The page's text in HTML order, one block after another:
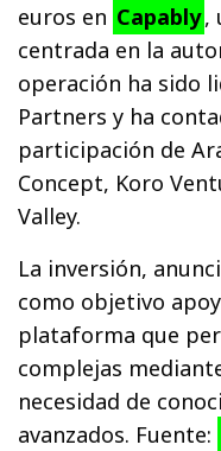
euros en Capably,
centrada en la
operación ha sido
Partners y ha
participación de
Concept, Koro
Valley.
La inversión,
como objetivo
plataforma que
complejas
necesidad de
avanzados. Fuente: